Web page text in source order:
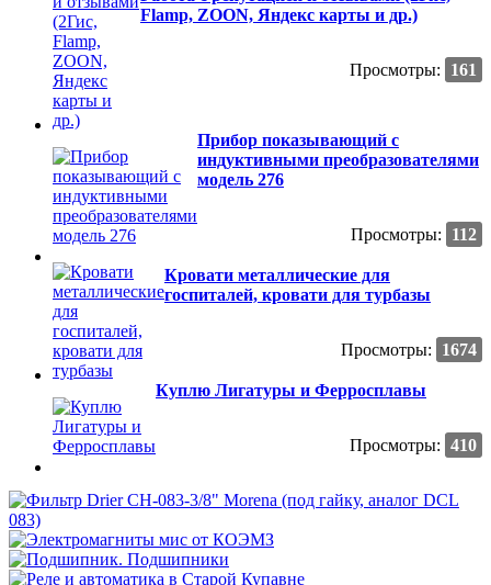
Flamp, ZOON, Яндекс карты и др.)
Просмотры: 161
Прибор показывающий с
индуктивными преобразователями
модель 276
Просмотры: 112
Кровати металлические для
госпиталей, кровати для турбазы
Просмотры: 1674
Куплю Лигатуры и Ферросплавы
Просмотры: 410